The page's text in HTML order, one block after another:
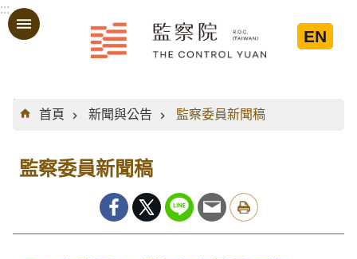
跳到主要內容區塊
:::
EN
:::
首頁
新聞與公告 監察委員新聞稿
監察委員新聞稿